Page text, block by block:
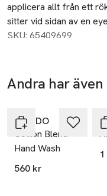
applicera allt från ett
sitter vid sidan av en
borste. Varje verktyg
Blender Brush 02: En
SKU: 65409699
Andra har även
BYREDO
Cotton Blend
Hand Wash
560 kr